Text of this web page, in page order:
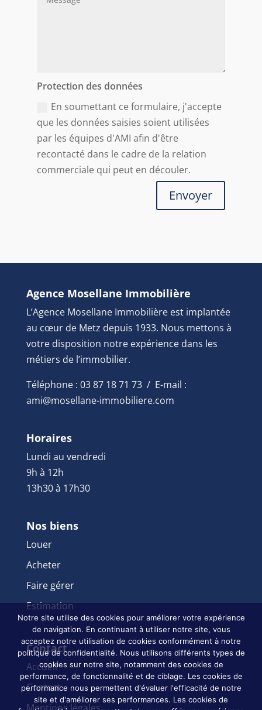
Protection des données
En soumettant ce formulaire, j'accepte
que les données saisies soient utilisées
par les équipes d'AMI afin d'être
recontacté dans le cadre de la relation
commerciale qui peut en découler.
Envoyer
Agence Mosellane Immobilière
L’Agence Mosellane Immobilière est implantée
au cœur de Metz depuis 1933. Nous mettons à
votre disposition notre expérience dans les
métiers de l’immobilier.
Téléphone : 03 87 18 71 73 / E-mail :
ami@mosellane-immobiliere.com
Horaires
Lundi au vendredi
9h à 12h
13h30 à 17h30
Nos biens
Louer
Acheter
Faire gérer
Estimation
Contact
Accueil
Contact
Notre site utilise des cookies pour améliorer votre expérience
de navigation. En continuant à utiliser notre site, vous
acceptez notre utilisation de cookies conformément à notre
politique de confidentialité. Nous utilisons différents types de
cookies sur notre site, notamment des cookies de
performance, de fonctionnalité et de ciblage. Les cookies de
performance nous permettent d'évaluer l'efficacité de notre
site et d'améliorer ses performances. Les cookies de